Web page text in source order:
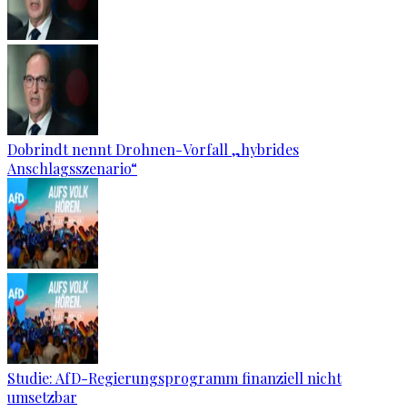
Dobrindt nennt Drohnen-Vorfall „hybrides
Anschlagsszenario“
Studie: AfD-Regierungsprogramm finanziell nicht
umsetzbar